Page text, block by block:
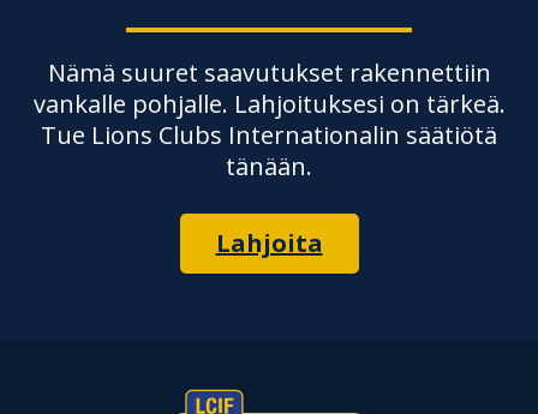
Nämä suuret saavutukset rakennettiin
vankalle pohjalle. Lahjoituksesi on tärkeä.
Tue Lions Clubs Internationalin säätiötä
tänään.
Lahjoita